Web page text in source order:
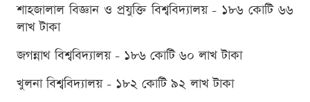
শাহজালাল বিজ্ঞান ও প্রযুক্তি বিশ্ববিদ্যালয় - ১৮৬ কোটি ৬৬
লাখ টাকা
জগন্নাথ বিশ্ববিদ্যালয় - ১৮৬ কোটি ৬০ লাখ টাকা
খুলনা বিশ্ববিদ্যালয় - ১৮২ কোটি ৯২ লাখ টাকা